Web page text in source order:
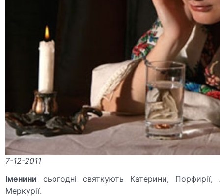
7-12-2011
Іменини сьогодні святкують Катерини,
Меркурії.